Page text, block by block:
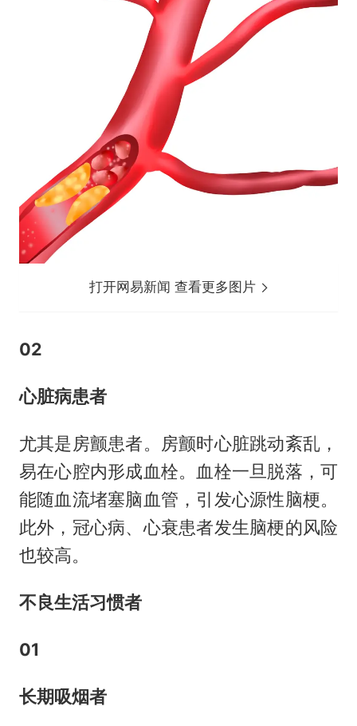
打开网易新闻 查看更多图片
02
心脏病患者
尤其是房颤患者。房颤时心脏跳动紊乱，
易在心腔内形成血栓。血栓一旦脱落，可
能随血流堵塞脑血管，引发心源性脑梗。
此外，冠心病、心衰患者发生脑梗的风险
也较高。
不良生活习惯者
01
长期吸烟者